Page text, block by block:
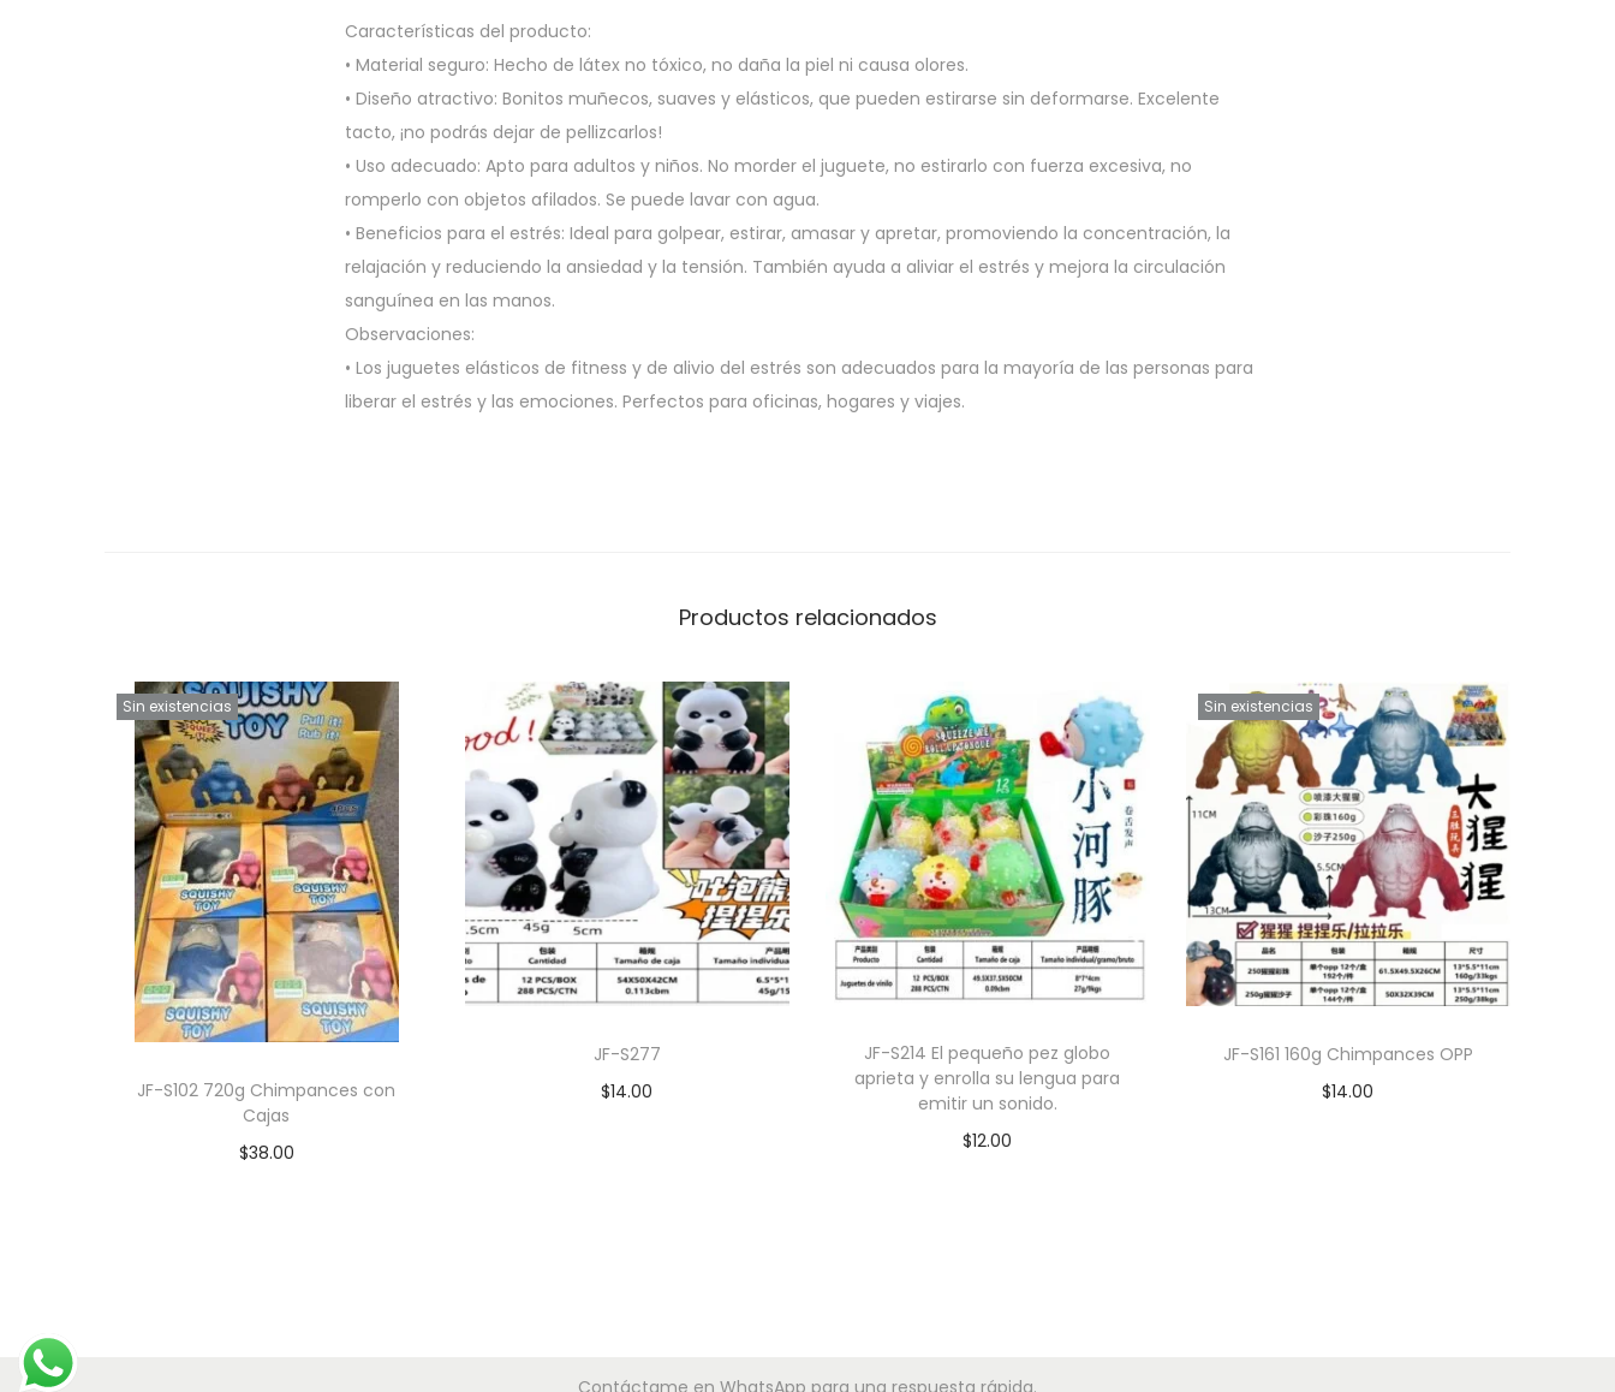
Características del producto:
• Material seguro: Hecho de látex no tóxico, no daña la piel ni causa olores.
• Diseño atractivo: Bonitos muñecos, suaves y elásticos, que pueden estirarse sin deformarse. Excelente
tacto, ¡no podrás dejar de pellizcarlos!
• Uso adecuado: Apto para adultos y niños. No morder el juguete, no estirarlo con fuerza excesiva, no
romperlo con objetos afilados. Se puede lavar con agua.
• Beneficios para el estrés: Ideal para golpear, estirar, amasar y apretar, promoviendo la concentración, la
relajación y reduciendo la ansiedad y la tensión. También ayuda a aliviar el estrés y mejora la circulación
sanguínea en las manos.
Observaciones:
• Los juguetes elásticos de fitness y de alivio del estrés son adecuados para la mayoría de las personas para
liberar el estrés y las emociones. Perfectos para oficinas, hogares y viajes.
Productos relacionados
Sin existencias
JF-S102 720g Chimpances con
Cajas
$38.00
JF-S277
$14.00
JF-S214 El pequeño pez globo
aprieta y enrolla su lengua para
emitir un sonido.
$12.00
Sin existencias
JF-S161 160g Chimpances OPP
$14.00